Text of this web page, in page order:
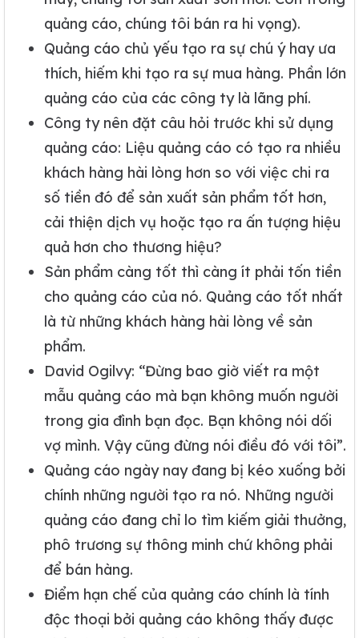
quảng cáo, chúng tôi bán ra hi vọng).
Quảng cáo chủ yếu tạo ra sự chú ý hay ưa
thích, hiếm khi tạo ra sự mua hàng. Phần lớn
quảng cáo của các công ty là lãng phí.
Công ty nên đặt câu hỏi trước khi sử dụng
quảng cáo: Liệu quảng cáo có tạo ra nhiều
khách hàng hài lòng hơn so với việc chi ra
số tiền đó để sản xuất sản phẩm tốt hơn,
cải thiện dịch vụ hoặc tạo ra ấn tượng hiệu
quả hơn cho thương hiệu?
Sản phẩm càng tốt thì càng ít phải tốn tiền
cho quảng cáo của nó. Quảng cáo tốt nhất
là từ những khách hàng hài lòng về sản
phẩm.
David Ogilvy: “Đừng bao giờ viết ra một
mẫu quảng cáo mà bạn không muốn người
trong gia đình bạn đọc. Bạn không nói dối
vợ mình. Vậy cũng đừng nói điều đó với tôi”.
Quảng cáo ngày nay đang bị kéo xuống bởi
chính những người tạo ra nó. Những người
quảng cáo đang chỉ lo tìm kiếm giải thưởng,
phô trương sự thông minh chứ không phải
để bán hàng.
Điểm hạn chế của quảng cáo chính là tính
độc thoại bởi quảng cáo không thấy được